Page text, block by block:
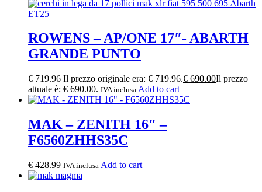
ROWENS – AP/ONE 17″- ABARTH
GRANDE PUNTO
€719.96 Il prezzo originale era: € 719.96.€ 690.00Il prezzo
attuale è: € 690.00. IVA inclusa Add to cart
MAK – ZENITH 16″ –
F6560ZHHS35C
€ 428.99 IVA inclusa Add to cart